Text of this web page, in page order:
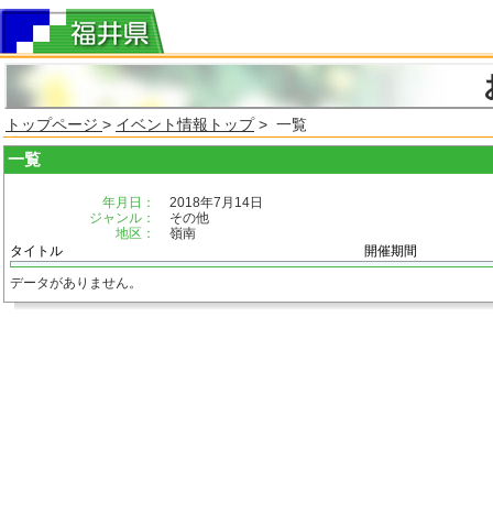
トップページ > イベント情報トップ> 一覧
一覧
年月日：
2018年7月14日
ジャンル：
その他
地区：
嶺南
タイトル
開催期間
データがありません。